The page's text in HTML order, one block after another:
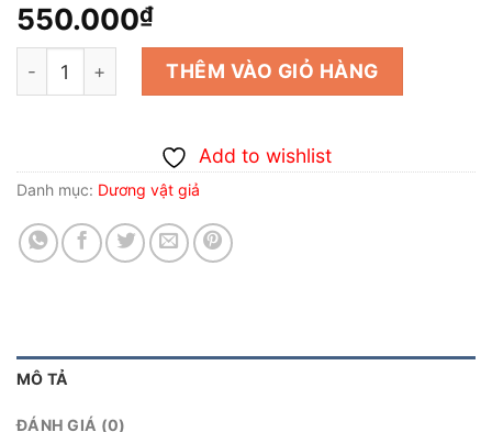
550.000₫
009ADV DƯƠNG VẬT GIẢ GAI XOAY NGOÁY SƯỚNG
THÊM VÀO GIỎ HÀNG
Add to wishlist
Danh mục: Dương vật giả
MÔ TẢ
ĐÁNH GIÁ (0)